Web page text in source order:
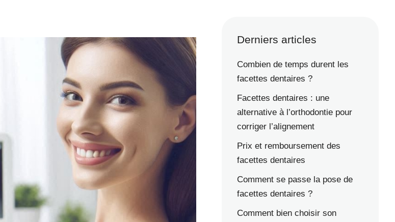
Derniers articles
Combien de temps durent les
facettes dentaires ?
Facettes dentaires : une
alternative à l’orthodontie pour
corriger l’alignement
Prix et remboursement des
facettes dentaires
Comment se passe la pose de
facettes dentaires ?
Comment bien choisir son